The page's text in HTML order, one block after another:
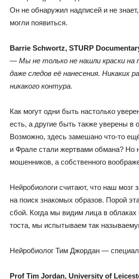
Он не обнаружил надписей и не знает,
могли появиться.
Barrie Schwortz, STURP
— Мы не только не нашли краски на
даже следов её нанесения. Никаких
никакого контура.
Как могут одни быть настолько
есть, а другие быть также уверены в
Возможно, здесь замешано что-то
и Фрале стали жертвами обмана? Но
мошенников, а собственного
Нейробиологи считают, что наш мозг
на поиск знакомых образов. Порой
сбой. Когда мы видим лица в облаках
тоста, мы испытываем так
Нейробиолог Тим Джордан —
Prof Tim Jordan, University of